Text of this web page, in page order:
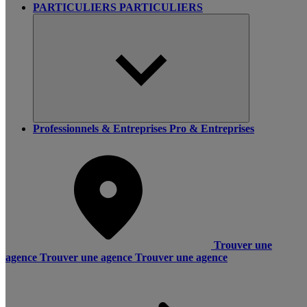
PARTICULIERS PARTICULIERS
Professionnels & Entreprises Pro & Entreprises
Trouver une
agence Trouver une agence Trouver une agence